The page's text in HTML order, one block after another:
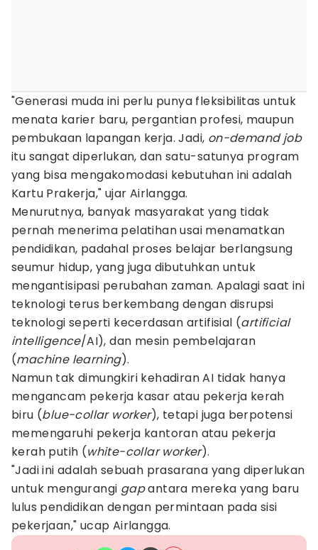
"Generasi muda ini perlu punya fleksibilitas untuk
menata karier baru, pergantian profesi, maupun
pembukaan lapangan kerja. Jadi, on-demand job
itu sangat diperlukan, dan satu-satunya program
yang bisa mengakomodasi kebutuhan ini adalah
Kartu Prakerja," ujar Airlangga.
Menurutnya, banyak masyarakat yang tidak
pernah menerima pelatihan usai menamatkan
pendidikan, padahal proses belajar berlangsung
seumur hidup, yang juga dibutuhkan untuk
mengantisipasi perubahan zaman. Apalagi saat ini
teknologi terus berkembang dengan disrupsi
teknologi seperti kecerdasan artifisial (artificial
intelligence/AI), dan mesin pembelajaran
(machine learning).
Namun tak dimungkiri kehadiran AI tidak hanya
mengancam pekerja kasar atau pekerja kerah
biru (blue-collar worker), tetapi juga berpotensi
memengaruhi pekerja kantoran atau pekerja
kerah putih (white-collar worker).
"Jadi ini adalah sebuah prasarana yang diperlukan
untuk mengurangi gapantara mereka yang baru
lulus pendidikan dengan permintaan pada sisi
pekerjaan," ucap Airlangga.